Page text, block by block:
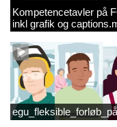
Kompetencetavler på
inkl grafik og